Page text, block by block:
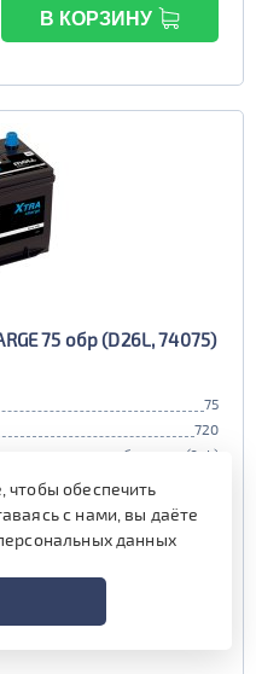
В КОРЗИНУ
75 обр (D26L, 74075)
75
720
обратная (0, L)
24 мес.
11 450 руб.
аналогичного типоразмера
12 200 руб.
обеспечить
с нами, вы даёте
данных